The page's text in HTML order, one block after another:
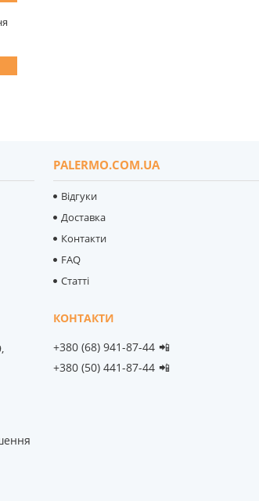
PALERMO.COM.UA
Відгуки
Доставка
Контакти
FAQ
Статті
+380 (68) 941-87-44 📲
+380 (50) 441-87-44 📲